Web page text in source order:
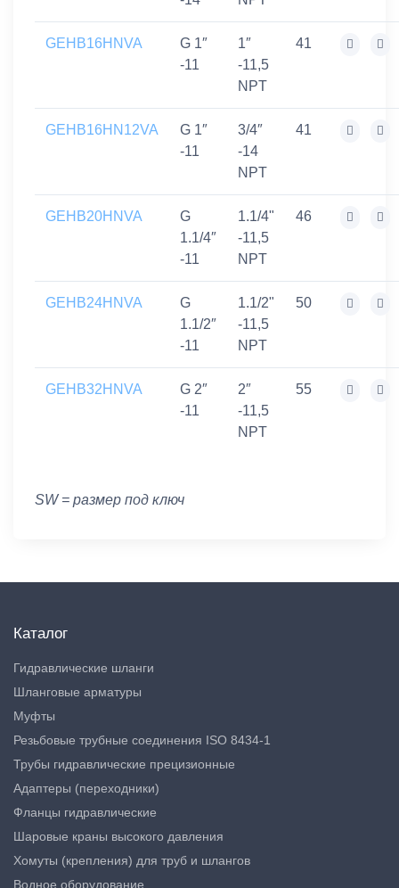
GEHB16HNVA
G 1″
-11
1″
-11,5
NPT
41
GEHB16HN12VA
G 1″
-11
3/4″
-14
NPT
41
GEHB20HNVA
G
1.1/4″
-11
1.1/4"
-11,5
NPT
46
GEHB24HNVA
G
1.1/2″
-11
1.1/2"
-11,5
NPT
50
GEHB32HNVA
G 2″
-11
2″
-11,5
NPT
55
SW = размер под ключ
Каталог
Гидравлические шланги
Шланговые арматуры
Муфты
Резьбовые трубные соединения ISO 8434-1
Трубы гидравлические прецизионные
Адаптеры (переходники)
Фланцы гидравлические
Шаровые краны высокого давления
Хомуты (крепления) для труб и шлангов
Водное оборудование